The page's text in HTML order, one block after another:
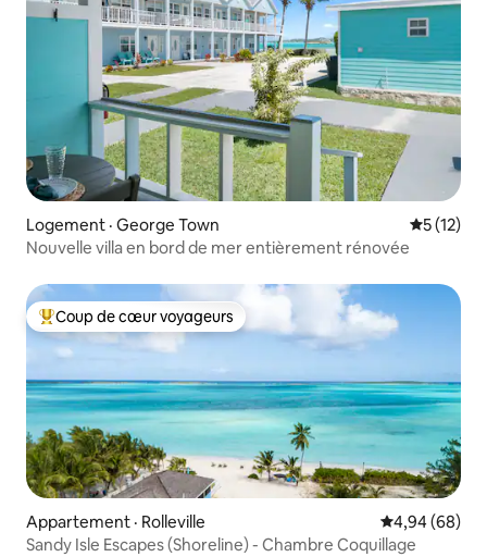
Logement · George Town Note
5 (12)
Nouvelle villa en bord de mer entièrement rénovée
Coup de cœur voyageurs parmi les plus aimés
Coup de cœur voyageurs
Appartement · Rolleville Note
4,94 (68)
Sandy Isle Escapes (Shoreline) - Chambre Coquillage